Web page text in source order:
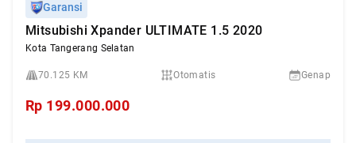
Garansi
Mitsubishi Xpander ULTIMATE 1.5 2020
Kota Tangerang Selatan
70.125 KM Otomatis Genap
Rp 199.000.000